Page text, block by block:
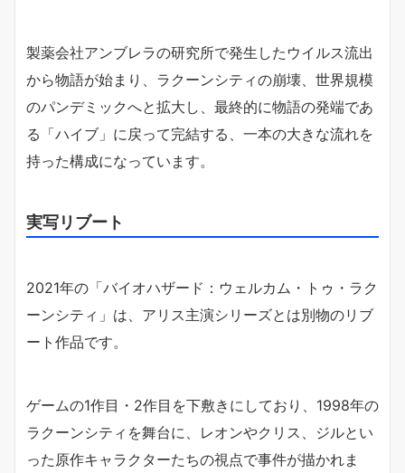
製薬会社アンブレラの研究所で発生したウイルス流出
から物語が始まり、ラクーンシティの崩壊、世界規模
のパンデミックへと拡大し、最終的に物語の発端であ
る「ハイブ」に戻って完結する、一本の大きな流れを
持った構成になっています。
実写リブート
2021年の「バイオハザード：ウェルカム・トゥ・ラク
ーンシティ」は、アリス主演シリーズとは別物のリブ
ート作品です。
ゲームの1作目・2作目を下敷きにしており、1998年の
ラクーンシティを舞台に、レオンやクリス、ジルとい
った原作キャラクターたちの視点で事件が描かれま